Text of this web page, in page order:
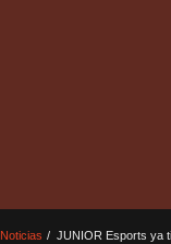
Noticias JUNIOR Esports ya